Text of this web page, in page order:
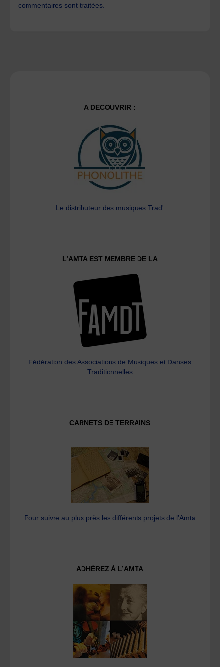
commentaires sont traitées
A DECOUVRIR :
Le distributeur des musiques Trad'
L’AMTA EST MEMBRE DE LA
Fédération des Associations de Musiques et Danses
Traditionnelles
CARNETS DE TERRAINS
Pour suivre au plus près les différents projets de l’Amta
ADHÉREZ À L’AMTA